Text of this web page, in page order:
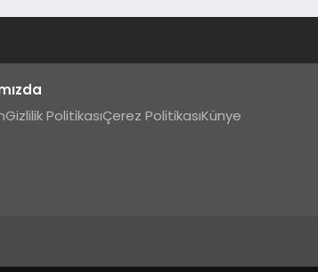
Gizlilik PolitikasıÇerez PolitikasıKünye